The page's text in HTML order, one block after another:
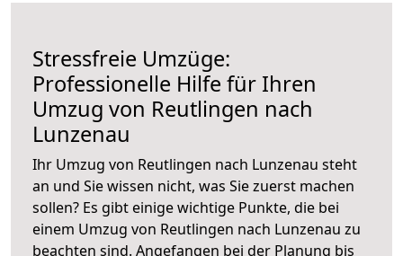
Stressfreie Umzüge:
Professionelle Hilfe für Ihren
Umzug von Reutlingen nach
Lunzenau
Ihr Umzug von Reutlingen nach Lunzenau steht
an und Sie wissen nicht, was Sie zuerst machen
sollen? Es gibt einige wichtige Punkte, die bei
einem Umzug von Reutlingen nach Lunzenau zu
beachten sind. Angefangen bei der Planung bis